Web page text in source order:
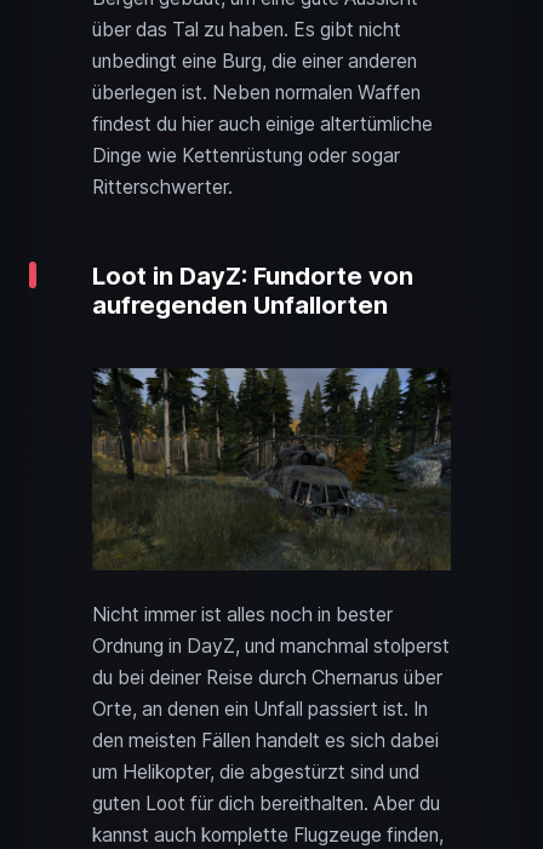
über das Tal zu haben. Es gibt nicht
unbedingt eine Burg, die einer anderen
überlegen ist. Neben normalen Waffen
findest du hier auch einige altertümliche
Dinge wie Kettenrüstung oder sogar
Ritterschwerter.
Loot in DayZ: Fundorte von
aufregenden Unfallorten
Nicht immer ist alles noch in bester
Ordnung in DayZ, und manchmal stolperst
du bei deiner Reise durch Chernarus über
Orte, an denen ein Unfall passiert ist. In
den meisten Fällen handelt es sich dabei
um Helikopter, die abgestürzt sind und
guten Loot für dich bereithalten. Aber du
kannst auch komplette Flugzeuge finden,